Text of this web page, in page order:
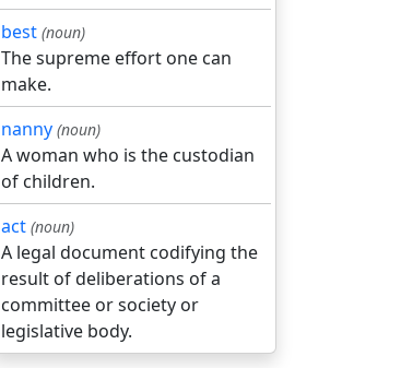
best (noun)
The supreme effort one can
make.
nanny (noun)
A woman who is the custodian
of children.
act (noun)
A legal document codifying the
result of deliberations of a
committee or society or
legislative body.